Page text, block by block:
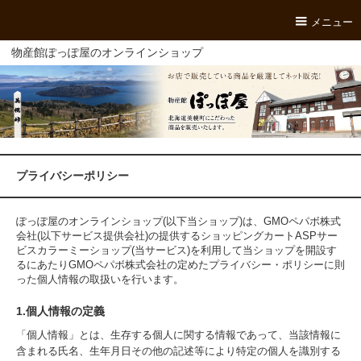
メニュー
物産館ぽっぽ屋のオンラインショップ
プライバシーポリシー
ぽっぽ屋のオンラインショップ(以下当ショップ)は、 GMOペパボ株式
会社(以下サービス提供会社)の提供するショッピングカートASPサー
ビスカラーミーショップ(当サービス)を利用して当ショップを開設す
るにあたりGMOペパボ株式会社の定めたプライバシー・ポリシーに則
った個人情報の取扱いを行います。
1.個人情報の定義
「個人情報」とは、生存する個人に関する情報であって、当該情報に
含まれる氏名、生年月日その他の記述等により特定の個人を識別する